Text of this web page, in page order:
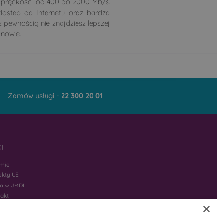
do Internetu oraz bardzo
nie znajdziesz lepszej
Zamów usługi - 22 300 20 01
UE
w JMDI
×